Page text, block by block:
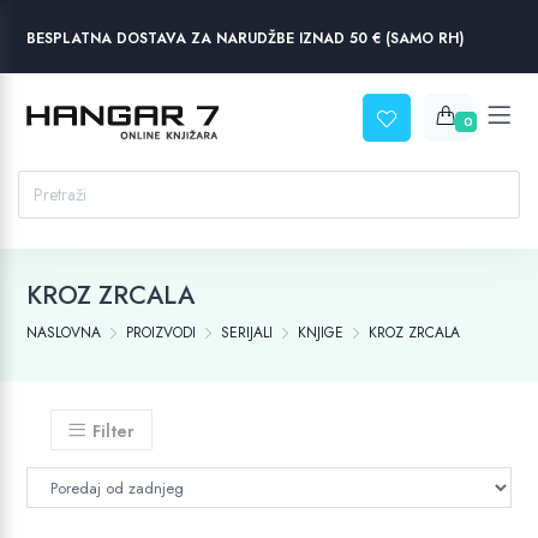
BESPLATNA DOSTAVA ZA NARUDŽBE IZNAD 50 € (SAMO RH)
0
KROZ ZRCALA
NASLOVNA PROIZVODI SERIJALI KNJIGE KROZ ZRCALA
Filter